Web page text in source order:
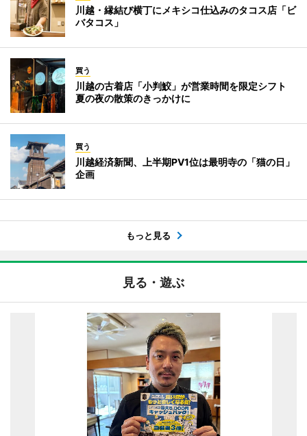
川越・縁結び横丁にメキシコ仕込みのタコス店「ビ
バタコス」
買う
川越の古着店「小判鮫」が営業時間を限定シフト
夏の夜の散策のきっかけに
買う
川越経済新聞、上半期PV1位は最明寺の「猫の日」
企画
もっと見る
見る・遊ぶ